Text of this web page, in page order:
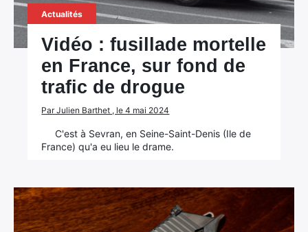
Actualités
Vidéo : fusillade mortelle
en France, sur fond de
trafic de drogue
Par Julien Barthet , le 4 mai 2024
C'est à Sevran, en Seine-Saint-Denis (Ile de
France) qu'a eu lieu le drame.